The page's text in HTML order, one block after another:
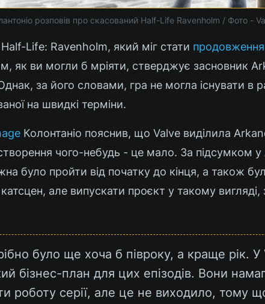
розповів про скасований Half-Life Ravenholm / Фото -
Life: Ravenholm, який міг стати
як ви могли б мріяти, стверджує засновник
за його словами, гра не могла існувати в
на швидкі терміни.
Колонтаніо пояснив, що Valve виділила
чого-небудь - це мало. За підсумком
було пройти від початку до кінця, а також
але випускати проєкт у такому вигляді,
було ще хоча б півроку, а краще рік. У
бізнес-план для цих епізодів. Вони
роботу серії, але це не виходило, тому